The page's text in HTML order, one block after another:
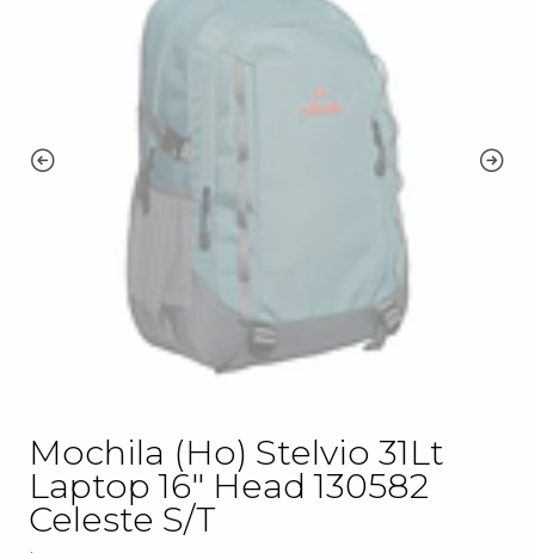
Mochila (Ho) Stelvio 31Lt
Laptop 16" Head 130582
Celeste S/T